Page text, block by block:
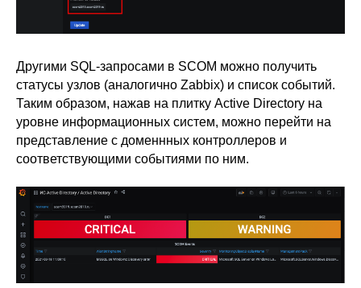
Другими SQL-запросами в SCOM можно получить
статусы узлов (аналогично Zabbix) и список событий.
Таким образом, нажав на плитку Active Directory на
уровне информационных систем, можно перейти на
представление с доменнных контроллеров и
соответствующими событиями по ним.